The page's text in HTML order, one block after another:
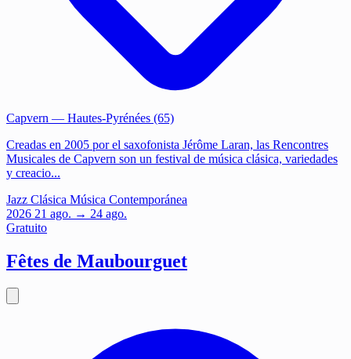
Capvern — Hautes-Pyrénées (65)
Creadas en 2005 por el saxofonista Jérôme Laran, las Rencontres
Musicales de Capvern son un festival de música clásica, variedades
y creacio...
Jazz Clásica Música Contemporánea
2026 21 ago. → 24 ago.
Gratuito
Fêtes de Maubourguet